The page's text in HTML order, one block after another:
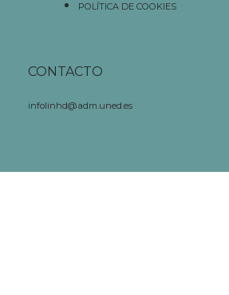
POLÍTICA DE COOKIES
CONTACTO
infolinhd@adm.uned.es